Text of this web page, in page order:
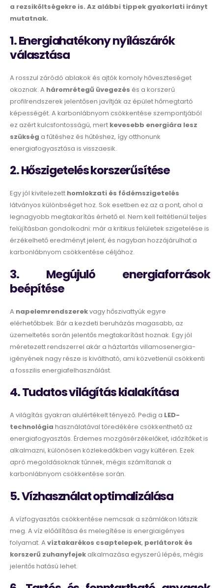
a rezsiköltségekre is. Az alábbi tippek gyakorlati irányt
mutatnak.
1. Energiahatékony nyílászárók
választása
A rosszul záródó ablakok és ajtók komoly hőveszteséget
okoznak. A háromrétegű üvegezés és a korszerű
profilrendszerek jelentősen javítják az épület hőmegtartó
képességét. A karbonlábnyom csökkentése szempontjából
ez azért kulcsfontosságú, mert kevesebb energiára lesz
szükség a fűtéshez és hűtéshez, így otthonunk
energiafogyasztása is visszaesik.
2. Hőszigetelés korszerűsítése
Egy jól kivitelezett homlokzati és födémszigetelés
látványos különbséget hoz. Sok esetben ez az a pont, ahol a
legnagyobb megtakarítás érhető el. Nem kell feltétlenül teljes
felújításban gondolkodni: már a kritikus felületek szigetelése is
érzékelhető eredményt jelent, és nagyban hozzájárulhat a
karbonlábnyom csökkentése céljához.
3. Megújuló energiaforrások
beépítése
A napelemrendszerekvagy hőszivattyúk egyre
elérhetőbbek. Bár a kezdeti beruházás magasabb, az
üzemeltetés során jelentős megtakarítást hoznak. Egy jól
méretezett rendszerrel akár a háztartás villamosenergia-
igényének nagy része is kiváltható, ami közvetlenül csökkenti
a fosszilis energiafelhasználást.
4. Tudatos világítás kialakítása
A világítás gyakran alulértékelt tényező. Pedig a LED-
technológia használatával töredékére csökkenthető az
energiafogyasztás. Érdemes mozgásérzékelőket, időzítőket is
alkalmazni, különösen közlekedőkben vagy kültéren. Ezek
apró megoldásoknak tűnnek, mégis számítanak a
karbonlábnyom csökkentése során.
5. Vízhasználat optimalizálása
A vízfogyasztás csökkentése nemcsak a számlákon látszik
meg. A víz előállítása és melegítése is energiaigényes
folyamat. A víztakarékos csaptelepek, perlátorok és
korszerű zuhanyfejek alkalmazása egyszerű lépés, mégis
jelentős hatású lehet.